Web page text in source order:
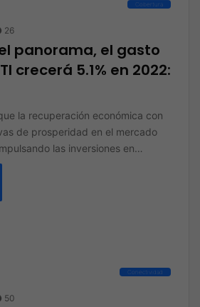
Cobertura
26
panorama, el gasto
crecerá 5.1% en 2022:
la recuperación económica con
de prosperidad en el mercado
las inversiones en…
Conectividad
50